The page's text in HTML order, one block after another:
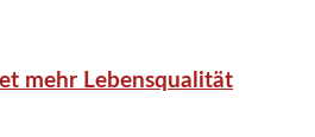
mehr Lebensqualität